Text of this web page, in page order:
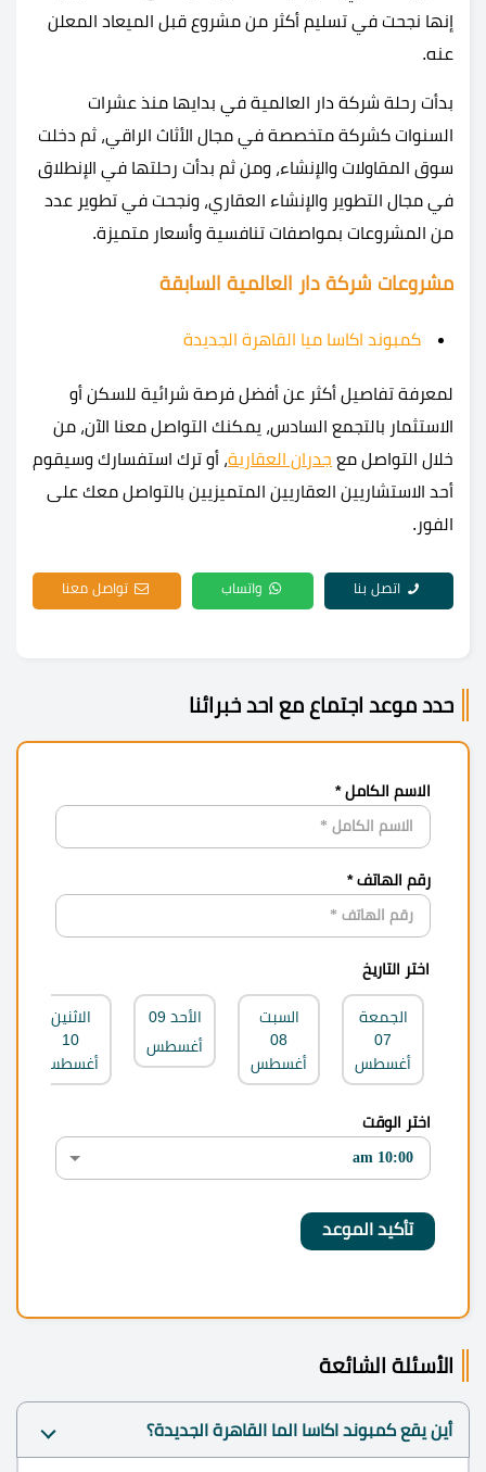
إنها نجحت في تسليم أكثر من مشروع قبل الميعاد المعلن
عنه.
بدأت رحلة شركة دار العالمية في بدايها منذ عشرات
السنوات كشركة متخصصة في مجال الأثاث الراقي، ثم دخلت
سوق المقاولات والإنشاء، ومن ثم بدأت رحلتها في الإنطلاق
في مجال التطوير والإنشاء العقاري، ونجحت في تطوير عدد
من المشروعات بمواصفات تنافسية وأسعار متميزة.
مشروعات شركة دار العالمية السابقة
كمبوند اكاسا ميا القاهرة الجديدة
لمعرفة تفاصيل أكثر عن أفضل فرصة شرائية للسكن أو
الاستثمار بالتجمع السادس، يمكنك التواصل معنا الآن، من
خلال التواصل مع جدران العقارية، أو ترك استفسارك وسيقوم
أحد الاستشاريين العقاريين المتميزيين بالتواصل معك على
الفور.
اتصل بنا واتساب تواصل معنا
حدد موعد اجتماع مع احد خبرائنا
الاسم الكامل *
رقم الهاتف *
اختر التاريخ
الجمعة
07
أغسطس
السبت
08
أغسطس
الأحد 09
أغسطس
الاثنين
10
أغسطس
اختر الوقت
الأسئلة الشائعة
أين يقع كمبوند اكاسا الما القاهرة الجديدة؟